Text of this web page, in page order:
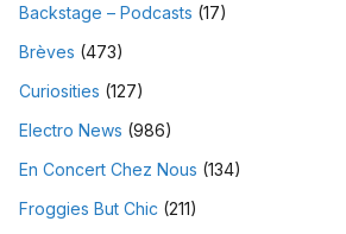
Backstage – Podcasts (17)
Brèves (473)
Curiosities (127)
Electro News (986)
En Concert Chez Nous (134)
Froggies But Chic (211)